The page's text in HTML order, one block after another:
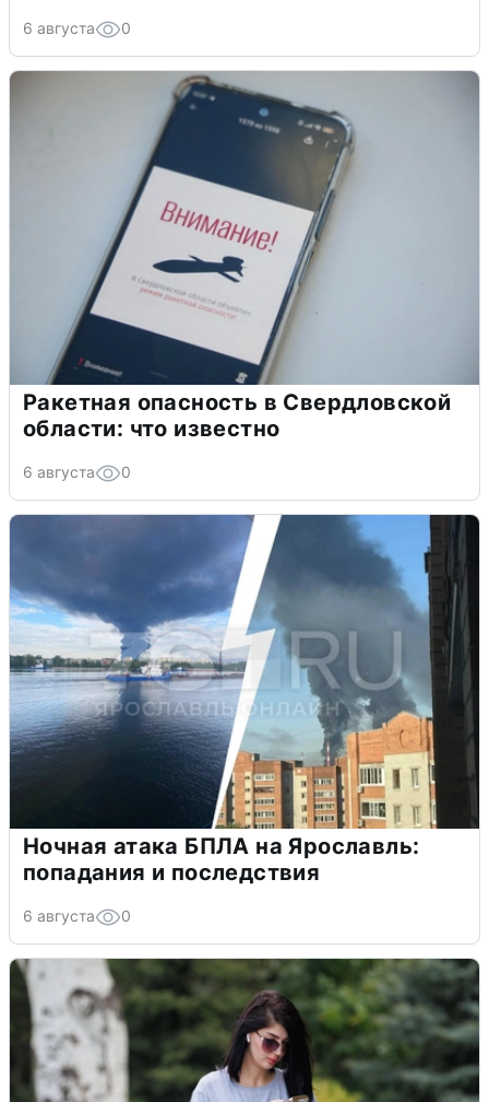
6 августа 0
Ракетная опасность в Свердловской
области: что известно
6 августа 0
Ночная атака БПЛА на Ярославль:
попадания и последствия
6 августа 0